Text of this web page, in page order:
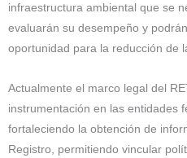
infraestructura ambiental que se
evaluarán su desempeño y
oportunidad para la reducción de
Actualmente el marco legal del
instrumentación en las entidades
fortaleciendo la obtención de
Registro, permitiendo vincular